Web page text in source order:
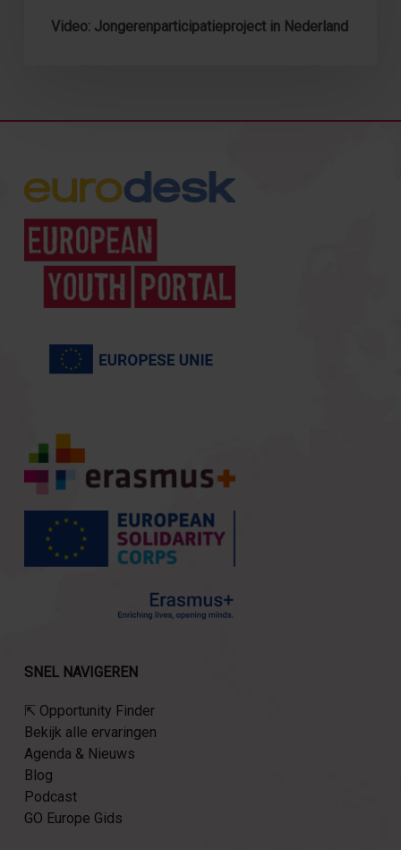
Video: Jongerenparticipatieproject in Nederland
SNEL NAVIGEREN
⇱ Opportunity Finder
Bekijk alle ervaringen
Agenda & Nieuws
Blog
Podcast
GO Europe Gids